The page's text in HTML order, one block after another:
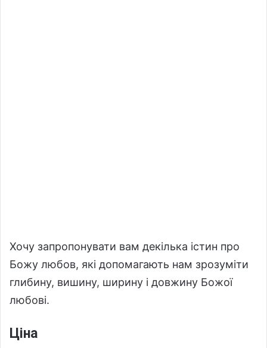
Хочу запропонувати вам декілька істин про
Божу любов, які допомагають нам зрозуміти
глибину, вишину, ширину і довжину Божої
любові.
Ціна